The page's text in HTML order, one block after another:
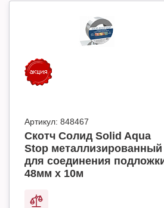
Артикул: 848467
Скотч Солид Solid Aqua
Stop металлизированный
для соединения
48мм х 10м